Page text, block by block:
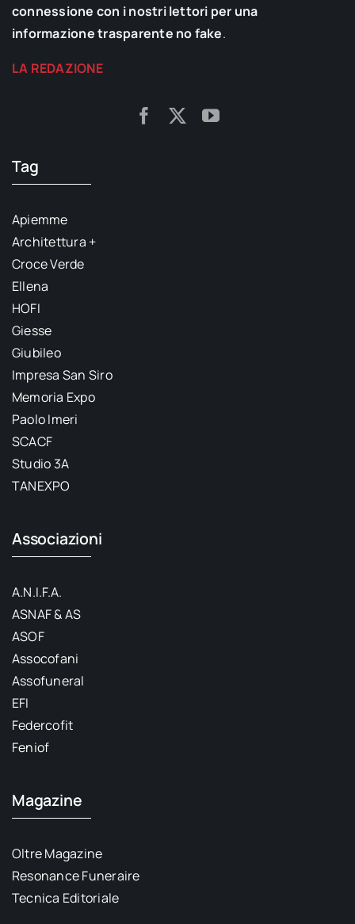
connessione con i nostri lettori per una
informazione trasparente no fake.
LA REDAZIONE
Tag
Apiemme
Architettura +
Croce Verde
Ellena
HOFI
Giesse
Giubileo
Impresa San Siro
Memoria Expo
Paolo Imeri
SCACF
Studio 3A
TANEXPO
Associazioni
A.N.I.F.A.
ASNAF & AS
ASOF
Assocofani
Assofuneral
EFI
Federcofit
Feniof
Magazine
Oltre Magazine
Resonance Funeraire
Tecnica Editoriale